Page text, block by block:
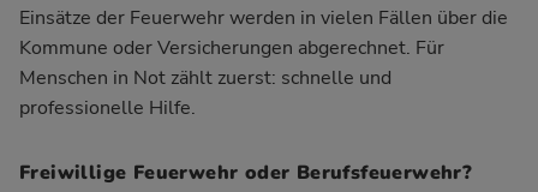
Einsätze der Feuerwehr werden in vielen Fällen über die
Kommune oder Versicherungen abgerechnet. Für
Menschen in Not zählt zuerst: schnelle und
professionelle Hilfe.
Freiwillige Feuerwehr oder Berufsfeuerwehr?